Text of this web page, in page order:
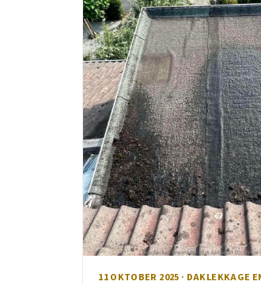
11 OKTOBER 2025 · DAKLEKKAGE